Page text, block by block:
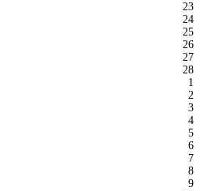
23
24
25
26
27
28
1
2
3
4
5
6
7
8
9